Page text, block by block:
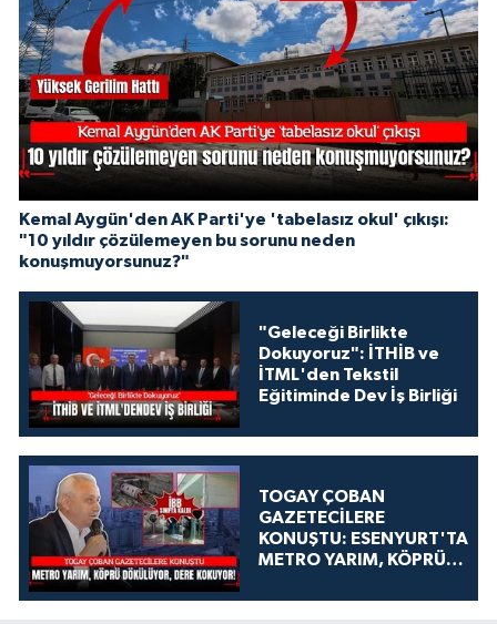
Kemal Aygün'den AK Parti'ye 'tabelasız okul' çıkışı:
"10 yıldır çözülemeyen bu sorunu neden
konuşmuyorsunuz?"
"Geleceği Birlikte
Dokuyoruz": İTHİB ve
İTML'den Tekstil
Eğitiminde Dev İş Birliği
TOGAY ÇOBAN
GAZETECİLERE
KONUŞTU: ESENYURT'TA
METRO YARIM, KÖPRÜ
KOKUYOR!